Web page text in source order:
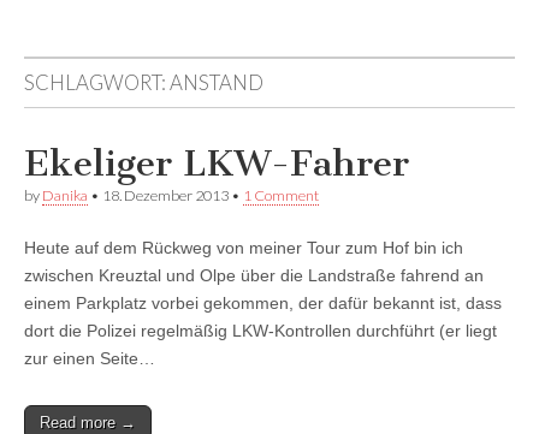
SCHLAGWORT:ANSTAND
Ekeliger LKW-Fahrer
by Danika • 18. Dezember 2013 • 1 Comment
Heute auf dem Rückweg von meiner Tour zum Hof bin ich
zwischen Kreuztal und Olpe über die Landstraße fahrend an
einem Parkplatz vorbei gekommen, der dafür bekannt ist, dass
dort die Polizei regelmäßig LKW-Kontrollen durchführt (er liegt
zur einen Seite…
Read more →